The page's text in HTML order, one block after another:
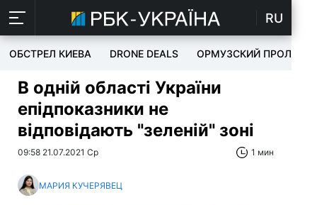
RU
ОБСТРЕЛ КИЕВА DRONE DEALS ОРМУЗСКИЙ ПРОЛИВ
В одній області України
епідпоказники не
відповідають "зеленій" зоні
09:58 21.07.2021 Ср 1 мин
МАРИЯ КУЧЕРЯВЕЦ